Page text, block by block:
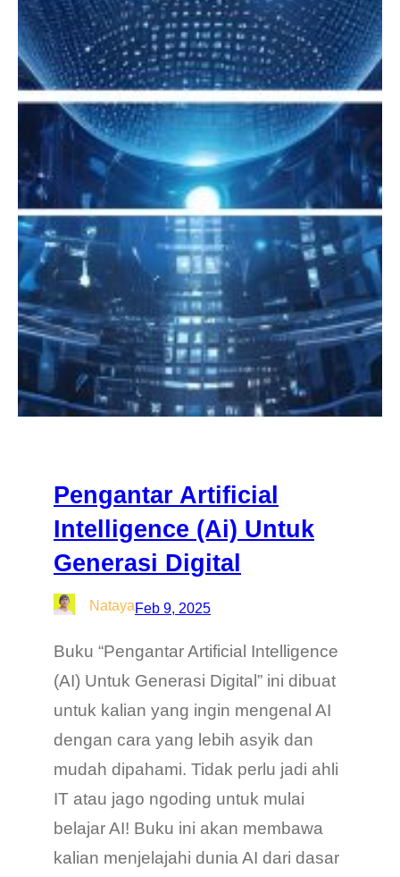
Pengantar Artificial
Intelligence (Ai) Untuk
Generasi Digital
NatayaFeb 9, 2025
Buku “Pengantar Artificial Intelligence
(AI) Untuk Generasi Digital” ini dibuat
untuk kalian yang ingin mengenal AI
dengan cara yang lebih asyik dan
mudah dipahami. Tidak perlu jadi ahli
IT atau jago ngoding untuk mulai
belajar AI! Buku ini akan membawa
kalian menjelajahi dunia AI dari dasar